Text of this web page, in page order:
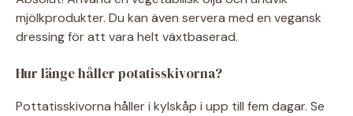
mjölkprodukter. Du kan även servera med en vegansk
dressing för att vara helt växtbaserad.
Hur länge håller potatisskivorna?
Pottatisskivorna håller i kylskåp i upp till fem dagar. Se